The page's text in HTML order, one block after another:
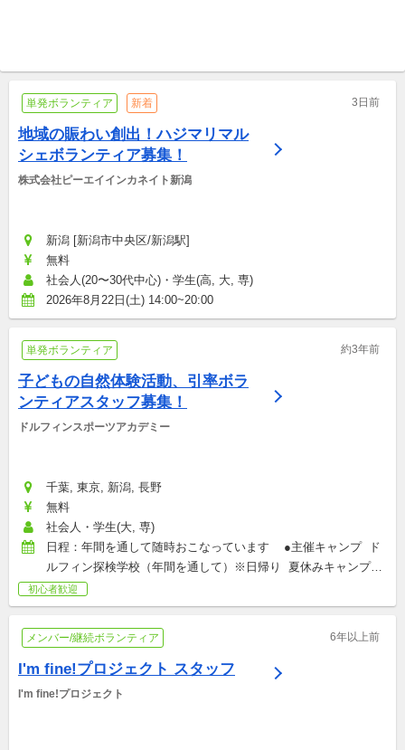
単発ボランティア 新着 3日前
地域の賑わい創出！ハジマリマル
シェボランティア募集！
株式会社ピーエイインカネイト新潟
新潟 [新潟市中央区/新潟駅]
無料
社会人(20〜30代中心)・学生(高, 大, 専)
2026年8月22日(土) 14:00~20:00
単発ボランティア 約3年前
子どもの自然体験活動、引率ボラ
ンティアスタッフ募集！
ドルフィンスポーツアカデミー
千葉, 東京, 新潟, 長野
無料
社会人・学生(大, 専)
日程：年間を通して随時おこなっています    ●主催キャンプ  ド
ルフィン探検学校（年間を通して）※日帰り  夏休みキャンプ（7
～８月） ※1泊～5泊程度 冬・春休みキャンプ（12月～4月） ※2
泊～5泊程度 週末スペシャルキャンプ（年間を通して）※1泊～2
泊  （面接・活動内容の説明） 都合の良い日時でzoomにておこ
ないます  ＊担当者と日程調整の上、決定いたします  時間
AM10：00～PM20：00の間 30分程度
初心者歓迎
メンバー/継続ボランティア 6年以上前
I'm fine!プロジェクト スタッフ
I'm fine!プロジェクト